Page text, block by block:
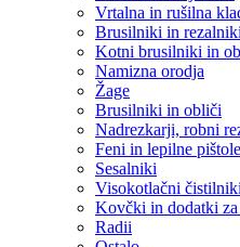
Vrtalna in rušilna
Brusilniki in
Kotni brusilniki in
Namizna orodja
Žage
Brusilniki in obliči
Nadrezkarji, robni
Feni in lepilne pištole
Sesalniki
Visokotlačni čistilniki
Kovčki in dodatki
Radii